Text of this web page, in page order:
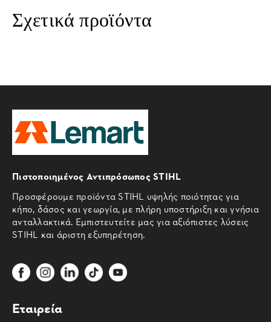
Σχετικά προϊόντα
Πιστοποιημένος Αντιπρόσωπος STIHL
Προσφέρουμε προϊόντα STIHL υψηλής ποιότητας για
κήπο, δάσος και γεωργία, με πλήρη υποστήριξη και γνήσια
ανταλλακτικά. Εμπιστευτείτε μας για αξιόπιστες λύσεις
STIHL και άριστη εξυπηρέτηση.
Εταιρεία